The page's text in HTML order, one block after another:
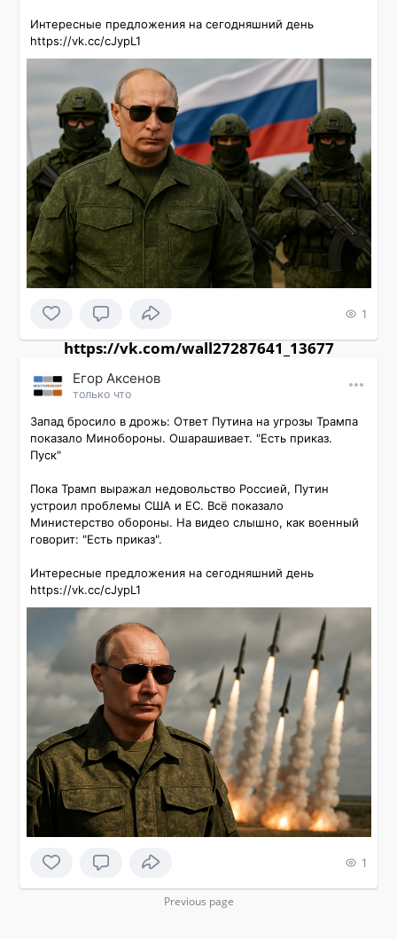
Интересные предложения на сегодняшний день
https://vk.cc/cJypL1
1
https://vk.com/wall27287641_13677
Εгор Αксенов
только что
Запад бросило в дрожь: Ответ Путина на угрозы Трампа
показало Минобороны. Ошарашивает. "Есть приказ.
Пуск"
Пока Трамп выражал недовольство Россией, Путин
устроил проблемы США и EC. Всё показало
Министерство обороны. На видео слышно, как военный
говорит: "Есть приказ".
Интересные предложения на сегодняшний день
https://vk.cc/cJypL1
1
Previous page